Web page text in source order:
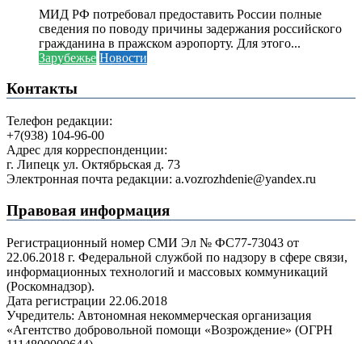
МИД РФ потребовал предоставить России полные
сведения по поводу причины задержания российского
гражданина в пражском аэропорту. Для этого...
Зарубежье Новости
Контакты
Телефон редакции:
+7(938) 104-96-00
Адрес для корреспонденции:
г. Липецк ул. Октябрьская д. 73
Электронная почта редакции: a.vozrozhdenie@yandex.ru
Правовая информация
Регистрационный номер СМИ Эл № ФС77-73043 от
22.06.2018 г. Федеральной службой по надзору в сфере связи,
информационных технологий и массовых коммуникаций
(Роскомнадзор).
Дата регистрации 22.06.2018
Учредитель: Автономная некоммерческая организация
«Агентство добровольной помощи «Возрождение» (ОГРН